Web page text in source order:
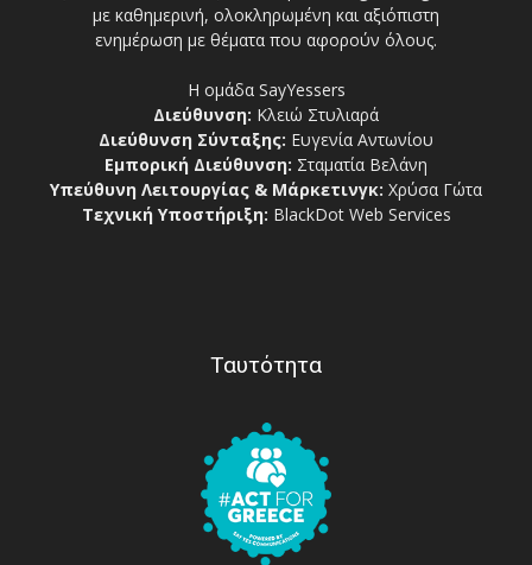
με καθημερινή, ολοκληρωμένη και αξιόπιστη
ενημέρωση με θέματα που αφορούν όλους.
Η ομάδα SayYessers
Διεύθυνση: Κλειώ Στυλιαρά
Διεύθυνση Σύνταξης: Ευγενία Αντωνίου
Εμπορική Διεύθυνση: Σταματία Βελάνη
Υπεύθυνη Λειτουργίας & Μάρκετινγκ: Χρύσα Γώτα
Τεχνική Υποστήριξη: BlackDot Web Services
Ταυτότητα